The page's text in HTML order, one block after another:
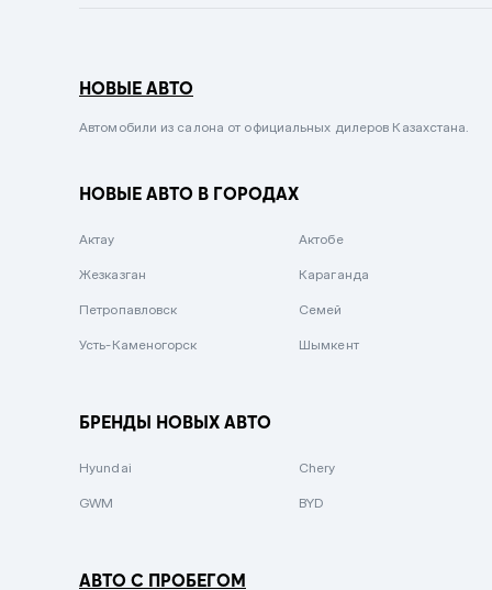
Сиреневый металлик
Вишневый
Зеленый металлик
НОВЫЕ АВТО
Автомобили из салона от официальных дилеров Казахстана.
НОВЫЕ АВТО В ГОРОДАХ
Актау Актобе
Жезказган Караганда
Петропавловск Семей
Усть-Каменогорск Шымкент
БРЕНДЫ НОВЫХ АВТО
Hyundai Chery
GWM BYD
АВТО С ПРОБЕГОМ